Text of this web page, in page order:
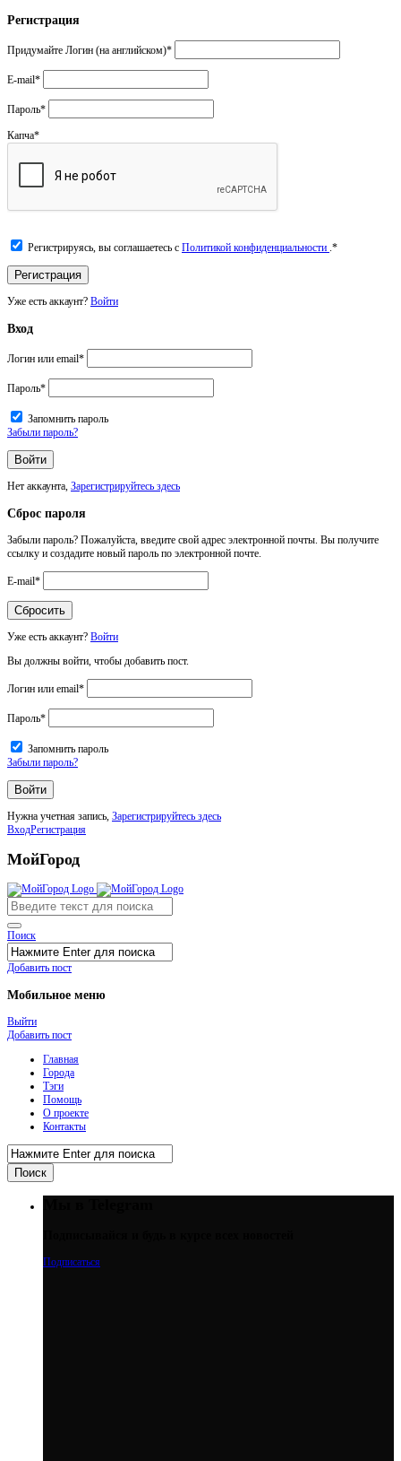
Регистрация
Придумайте Логин (на английском)*
E-mail*
Пароль*
Капча*
Регистрируясь, вы соглашаетесь с Политикой конфиденциальности .*
Уже есть аккаунт? Войти
Вход
Логин или email*
Пароль*
Запомнить пароль
Забыли пароль?
Нет аккаунта, Зарегистрируйтесь здесь
Сброс пароля
Забыли пароль? Пожалуйста, введите свой адрес электронной почты. Вы получите
ссылку и создадите новый пароль по электронной почте.
E-mail*
Уже есть аккаунт? Войти
Вы должны войти, чтобы добавить пост.
Логин или email*
Пароль*
Запомнить пароль
Забыли пароль?
Нужна учетная запись, Зарегистрируйтесь здесь
ВходРегистрация
МойГород
Поиск
Добавить пост
Мобильное меню
Выйти
Добавить пост
Главная
Города
Тэги
Помощь
О проекте
Контакты
Подписаться